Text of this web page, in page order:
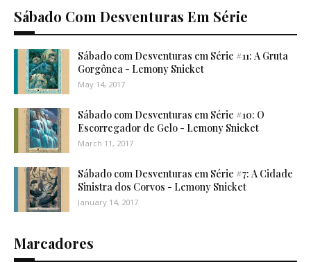
Sábado Com Desventuras Em Série
Sábado com Desventuras em Série #11: A Gruta
Gorgônea - Lemony Snicket
May 14, 2017
Sábado com Desventuras em Série #10: O
Escorregador de Gelo - Lemony Snicket
March 11, 2017
Sábado com Desventuras em Série #7: A Cidade
Sinistra dos Corvos - Lemony Snicket
January 14, 2017
Marcadores